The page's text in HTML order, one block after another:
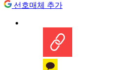
선호매체 추가